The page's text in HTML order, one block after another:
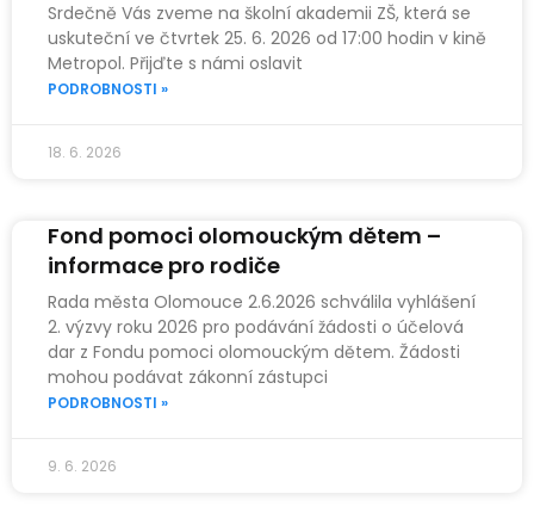
Srdečně Vás zveme na školní akademii ZŠ, která se
uskuteční ve čtvrtek 25. 6. 2026 od 17:00 hodin v kině
Metropol. Přijďte s námi oslavit
PODROBNOSTI »
18. 6. 2026
Fond pomoci olomouckým dětem –
informace pro rodiče
Rada města Olomouce 2.6.2026 schválila vyhlášení
2. výzvy roku 2026 pro podávání žádosti o účelová
dar z Fondu pomoci olomouckým dětem. Žádosti
mohou podávat zákonní zástupci
PODROBNOSTI »
9. 6. 2026